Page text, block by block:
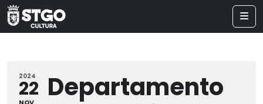
2024
22 Departamento